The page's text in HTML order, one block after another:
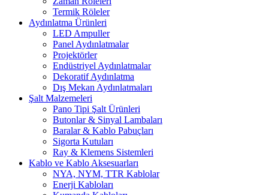
Termik Röleler
Aydınlatma Ürünleri
LED Ampuller
Panel Aydınlatmalar
Projektörler
Endüstriyel Aydınlatmalar
Dekoratif Aydınlatma
Dış Mekan Aydınlatmaları
Şalt Malzemeleri
Pano Tipi Şalt Ürünleri
Butonlar & Sinyal Lambaları
Baralar & Kablo Pabuçları
Sigorta Kutuları
Ray & Klemens Sistemleri
Kablo ve Kablo Aksesuarları
NYA, NYM, TTR Kablolar
Enerji Kabloları